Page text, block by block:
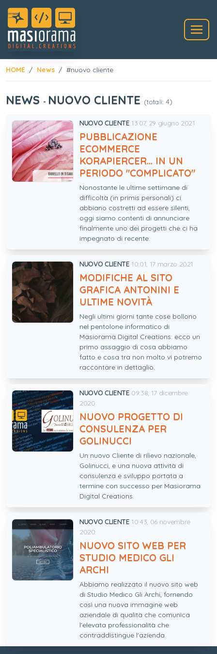
HOME News #nuovo cliente
NEWS - NUOVO CLIENTE (totali: 4)
NUOVO CLIENTE 13:07, 29 giugno 2021
PUBBLICAZIONE
ECOMMERCE
KORAPIERCER... IN UN
PERIODO "COMPLICATO"
Nonostante le ultime settimane di
difficoltà (in primis personali) ci
abbiano costretti ad essere silenti,
oggi siamo contenti di annunciare
finalmente uno dei progetti che ci ha
impegnato di recente.
NUOVO CLIENTE 10:01, 17 marzo 2021
MODIFICHE AL SITO
GRAFICA ANTONINI E
ULTIME NOVITÀ
Negli ultimi giorni tante cose bollono
nel pentolone informatico di
Masiorama Digital Creations: ecco un
primo assaggio di cosa abbiamo
fatto e cosa tra non molto vi potremo
raccontare in dettaglio.
NUOVO CLIENTE 09:38, 17 dicembre
2020
NUOVO PROGETTO DI
CONSULENZA PER
GOLINUCCI
Un nuovo Cliente di rilievo nazionale,
Golinucci, e una nuova attività di
consulenza e sviluppo portata a
termine con successo per Masiorama
Digital Creations.
NUOVO CLIENTE 10:43, 06 novembre
2020
NUOVO SITO WEB PER
STUDIO MEDICO GLI
ARCHI
Abbiamo realizzato il nuovo sito web
di Studio Medico Gli Archi, fornendo
così una nuova immagine web
aziendale di qualità che comunica
l'elevata professionalità che
contraddistingue l'azienda.